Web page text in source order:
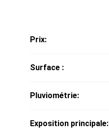
Prix:
Surface :
Pluviométrie:
Exposition principale: